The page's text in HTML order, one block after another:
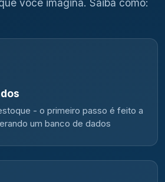
você imagina. Saiba como:
- o primeiro passo é feito a
um banco de dados